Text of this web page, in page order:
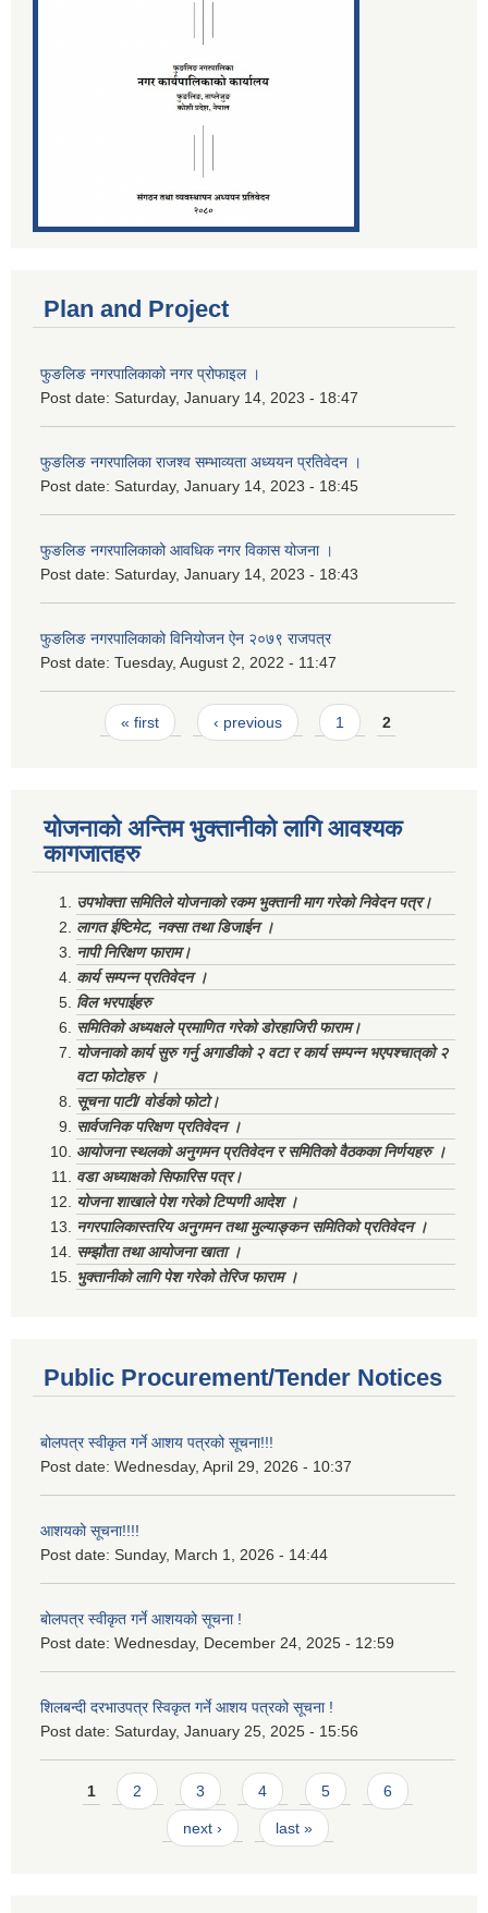
Plan and Project
फुङलिङ नगरपालिकाको नगर प्रोफाइल ।
Post date: Saturday, January 14, 2023 - 18:47
फुङलिङ नगरपालिका राजश्व सम्भाव्यता अध्ययन प्रतिवेदन ।
Post date: Saturday, January 14, 2023 - 18:45
फुङलिङ नगरपालिकाको आवधिक नगर विकास योजना ।
Post date: Saturday, January 14, 2023 - 18:43
फुङलिङ नगरपालिकाको विनियोजन ऐन २०७९ राजपत्र
Post date: Tuesday, August 2, 2022 - 11:47
Pages« first ‹ previous 1 2
योजनाको अन्तिम भुक्तानीको लागि आवश्यक
कागजातहरु
उपभोक्ता समितिले योजनाको रकम भुक्तानी माग गरेको निवेदन पत्र।
लागत ईष्टिमेट, नक्सा तथा डिजाईन ।
नापी निरिक्षण फाराम।
कार्य सम्पन्न प्रतिवेदन ।
विल भरपाईहरु
समितिको अध्यक्षले प्रमाणित गरेको डोरहाजिरी फाराम।
योजनाको कार्य सुरु गर्नु अगाडीको २ वटा र कार्य सम्पन्न भएपश्चात्‌को २
वटा फोटोहरु ।
सूचना पाटी/ वोर्डको फोटो।
सार्वजनिक परिक्षण प्रतिवेदन ।
आयोजना स्थलको अनुगमन प्रतिवेदन र समितिको वैठकका निर्णयहरु ।
वडा अध्याक्षको सिफारिस पत्र।
योजना शाखाले पेश गरेको टिप्पणी आदेश ।
नगरपालिकास्तरिय अनुगमन तथा मुल्याङ्कन समितिको प्रतिवेदन ।
सम्झौता तथा आयोजना खाता ।
भुक्तानीको लागि पेश गरेको तेरिज फाराम ।
Public Procurement/Tender Notices
बोलपत्र स्वीकृत गर्ने आशय पत्रको सूचना!!!
Post date: Wednesday, April 29, 2026 - 10:37
आशयको सूचना!!!!
Post date: Sunday, March 1, 2026 - 14:44
बोलपत्र स्वीकृत गर्ने आशयको सूचना !
Post date: Wednesday, December 24, 2025 - 12:59
शिलबन्दी दरभाउपत्र स्विकृत गर्ने आशय पत्रको सूचना !
Post date: Saturday, January 25, 2025 - 15:56
Pages
1 2 3 4 5 6
next › last »